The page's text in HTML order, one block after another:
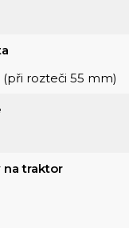
rozteči 55 mm)
na traktor